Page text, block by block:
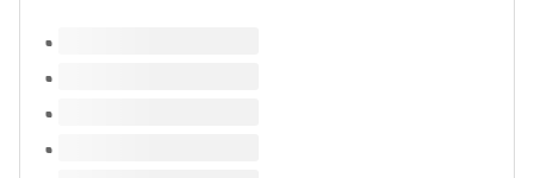
このタイトルの巻号